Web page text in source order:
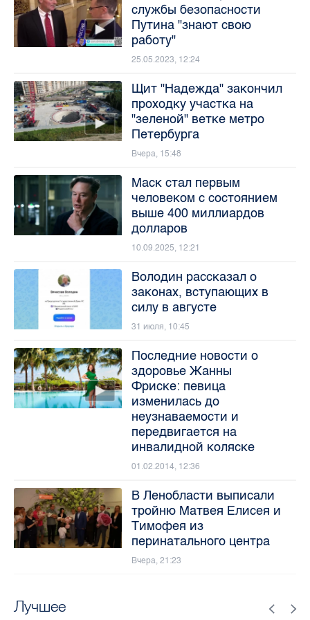
Лучшее
службы безопасности
Путина "знают свою
работу"
25.05.2023, 12:24
Щит "Надежда" закончил
проходку участка на
"зеленой" ветке метро
Петербурга
Вчера, 15:48
Маск стал первым
человеком с состоянием
выше 400 миллиардов
долларов
10.09.2025, 12:21
Володин рассказал о
законах, вступающих в
силу в августе
31 июля, 10:45
Последние новости о
здоровье Жанны
Фриске: певица
изменилась до
неузнаваемости и
передвигается на
инвалидной коляске
01.02.2014, 12:36
В Ленобласти выписали
тройню Матвея Елисея и
Тимофея из
перинатального центра
Вчера, 21:23